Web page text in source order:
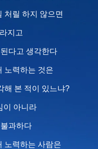
처릴 하지 않으면
지고
다고 생각한다
노력하는 것은
해 본 적이 있느냐?
이 아니라
과하다
노력하는 사람은